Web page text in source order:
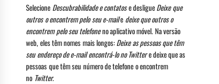
Selecione Descubrabilidade e contatose desligueDeixe que
outros o encontrem pelo seu e-maile deixe que outros o
encontrem pelo seu telefoneno aplicativo móvel. Na versão
web, eles têm nomes mais longos:Deixe as pessoas que têm
seu endereço de e-mail encontrá-lo no Twittere deixe que as
pessoas que têm seu número de telefone o encontrem
no Twitter.